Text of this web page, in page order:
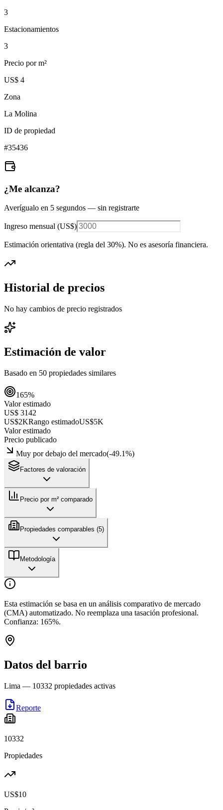
3
Estacionamientos
3
Precio por m²
US$ 4
Zona
La Molina
ID de propiedad
#35436
¿Me alcanza?
Averígualo en 5 segundos — sin registrarte
Ingreso mensual (US$)
Estimación orientativa (regla del 30%). No es asesoría financiera.
Historial de precios
No hay cambios de precio registrados
Estimación de valor
Basado en 50 propiedades similares
165%
Valor estimado
US$ 3142
US$2KRango estimadoUS$5K
Valor estimado
Precio publicado
Muy por debajo del mercado(-49.1%)
Factores de valoración
Precio por m² comparado
Propiedades comparables (5)
Metodología
Esta estimación se basa en un análisis comparativo de mercado
(CMA) automatizado. No reemplaza una tasación profesional.
Confianza: 165%.
Datos del barrio
Lima — 10332 propiedades activas
Reporte
10332
Propiedades
US$10